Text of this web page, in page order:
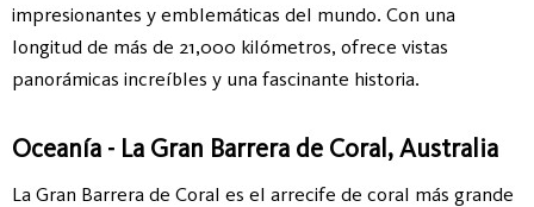
impresionantes y emblemáticas del mundo. Con una
longitud de más de 21,000 kilómetros, ofrece vistas
panorámicas increíbles y una fascinante historia.
Oceanía - La Gran Barrera de Coral, Australia
La Gran Barrera de Coral es el arrecife de coral más grande